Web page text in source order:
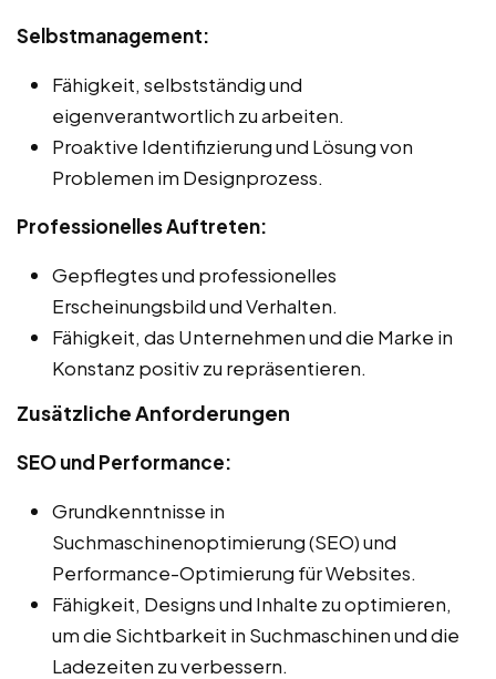
Selbstmanagement:
Fähigkeit, selbstständig und
eigenverantwortlich zu arbeiten.
Proaktive Identifizierung und Lösung von
Problemen im Designprozess.
Professionelles Auftreten:
Gepflegtes und professionelles
Erscheinungsbild und Verhalten.
Fähigkeit, das Unternehmen und die Marke in
Konstanz positiv zu repräsentieren.
Zusätzliche Anforderungen
SEO und Performance:
Grundkenntnisse in
Suchmaschinenoptimierung (SEO) und
Performance-Optimierung für Websites.
Fähigkeit, Designs und Inhalte zu optimieren,
um die Sichtbarkeit in Suchmaschinen und die
Ladezeiten zu verbessern.